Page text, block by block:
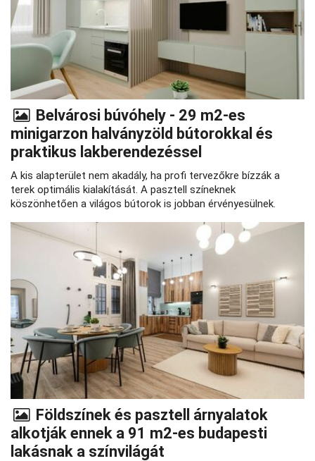
Belvárosi búvóhely - 29 m2-es
minigarzon halványzöld bútorokkal és
praktikus lakberendezéssel
A kis alapterület nem akadály, ha profi tervezőkre bízzák a
terek optimális kialakítását. A pasztell színeknek
köszönhetően a világos bútorok is jobban érvényesülnek.
Földszínek és pasztell árnyalatok
alkotják ennek a 91 m2-es budapesti
lakásnak a színvilágát